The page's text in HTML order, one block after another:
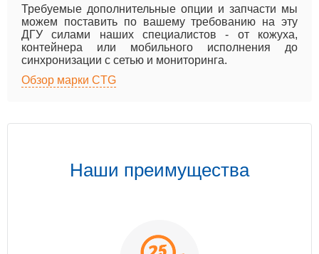
Требуемые дополнительные опции и запчасти мы
можем поставить по вашему требованию на эту
ДГУ силами наших специалистов - от кожуха,
контейнера или мобильного исполнения до
синхронизации с сетью и мониторинга.
Обзор марки CTG
Наши преимущества